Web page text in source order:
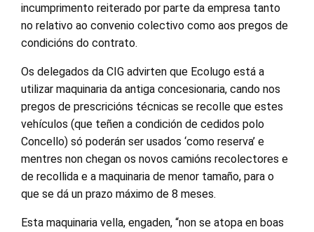
incumprimento reiterado por parte da empresa tanto
no relativo ao convenio colectivo como aos pregos de
condicións do contrato.
Os delegados da CIG advirten que Ecolugo está a
utilizar maquinaria da antiga concesionaria, cando nos
pregos de prescricións técnicas se recolle que estes
vehículos (que teñen a condición de cedidos polo
Concello) só poderán ser usados ‘como reserva’ e
mentres non chegan os novos camións recolectores e
de recollida e a maquinaria de menor tamaño, para o
que se dá un prazo máximo de 8 meses.
Esta maquinaria vella, engaden, “non se atopa en boas